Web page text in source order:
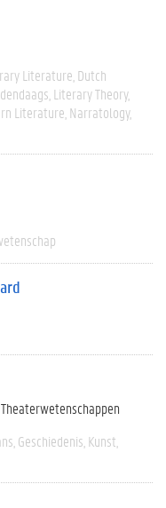
Literature Dutch
Literary Theory
Literature Narratology
Geschiedenis Kunst